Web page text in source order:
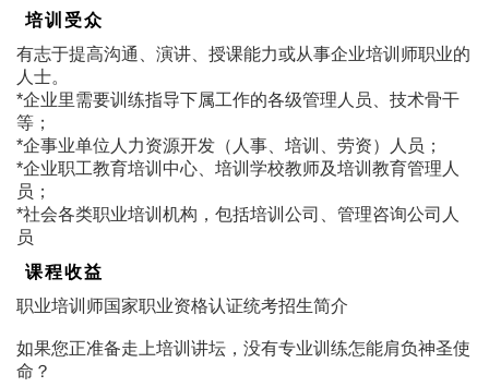
培训受众
有志于提高沟通、演讲、授课能力或从事企业培训师职业的
人士。
*企业里需要训练指导下属工作的各级管理人员、技术骨干
等；
*企事业单位人力资源开发（人事、培训、劳资）人员；
*企业职工教育培训中心、培训学校教师及培训教育管理人
员；
*社会各类职业培训机构，包括培训公司、管理咨询公司人
员
课程收益
职业培训师国家职业资格认证统考招生简介
如果您正准备走上培训讲坛，没有专业训练怎能肩负神圣使
命？